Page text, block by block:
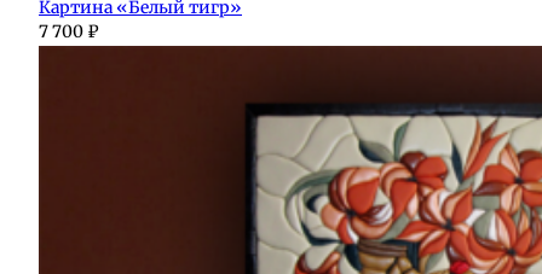
Картина «Белый тигр»
7 700 ₽